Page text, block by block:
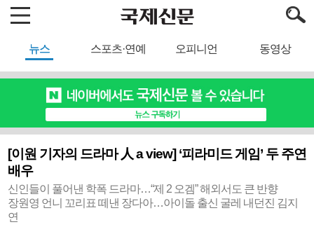
뉴스 스포츠·연예 오피니언 동영상
[이원 기자의 드라마 人 a view] ‘피라미드 게임’ 두 주연
배우
신인들이 풀어낸 학폭 드라마…“제 2 오겜” 해외서도 큰 반향
장원영 언니 꼬리표 떼낸 장다아…아이돌 출신 굴레 내던진 김지
연